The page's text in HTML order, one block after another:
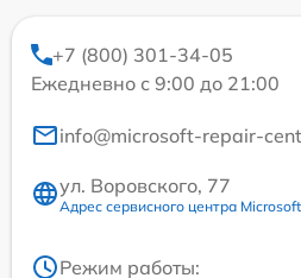
+7 (800) 301-34-05
Ежедневно с 9:00 до 21:00
info@microsoft-repair-
ул. Воровского, 77
Адрес сервисного центра Microsoft
Режим работы: